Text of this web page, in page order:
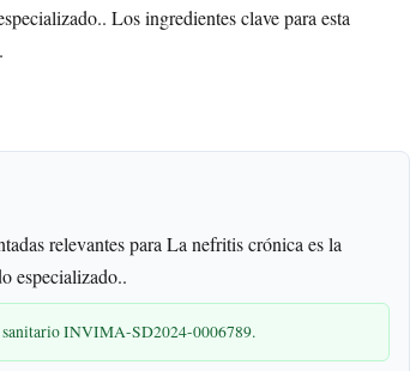
Los ingredientes clave para esta
.
relevantes para La nefritis crónica es la
especializado..
sanitario INVIMA-SD2024-0006789.